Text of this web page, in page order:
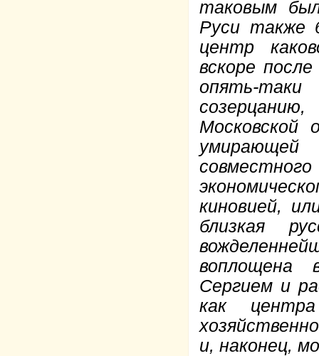
таковым
Руси также
центр
вскоре
опять-
Московской
киновией,
близкая
воплощена
Сергием и
как
и, наконец,